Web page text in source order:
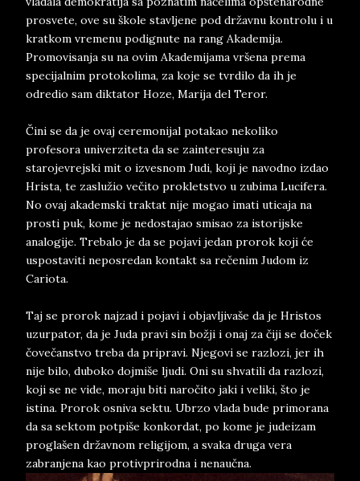
prosvete, ove su škole stavljene pod državnu kontrolu i u
kratkom vremenu podignute na rang Akademija.
Promovisanja su na ovim Akademijama vršena prema
specijalnim protokolima, za koje se tvrdilo da ih je
odredio sam diktator Hoze, Marija del Teror.
Čini se da je ovaj ceremonijal potakao nekoliko
profesora univerziteta da se zainteresuju za
starojevrejski mit o izvesnom Judi, koji je navodno izdao
Hrista, te zaslužio večito prokletstvo u zubima Lucifera.
No ovaj akademski traktat nije mogao imati uticaja na
prosti puk, kome je nedostajao smisao za istorijske
analogije. Trebalo je da se pojavi jedan prorok koji će
uspostaviti neposredan kontakt sa rečenim Judom iz
Cariota.
Taj se prorok najzad i pojavi i objavljivaše da je Hristos
uzurpator, da je Juda pravi sin božji i onaj za čiji se doček
čovečanstvo treba da pripravi. Njegovi se razlozi, jer ih
nije bilo, duboko dojmiše ljudi. Oni su shvatili da razlozi,
koji se ne vide, moraju biti naročito jaki i veliki, što je
istina. Prorok osniva sektu. Ubrzo vlada bude primorana
da sa sektom potpiše konkordat, po kome je judeizam
proglašen državnom religijom, a svaka druga vera
zabranjena kao protivprirodna i nenaučna.